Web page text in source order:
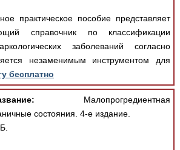
практическое пособие представляет
справочник по классификации
заболеваний согласно
незаменимым инструментом для
бесплатно
Малопрогредиентная
состояния. 4-е издание.